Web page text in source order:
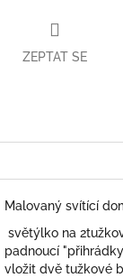
ZEPTAT SE
Malovaný svítící
světýlko na
padnoucí
vložit dvě tužkové